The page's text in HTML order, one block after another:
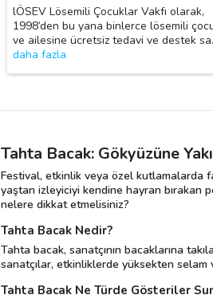
lÖSEV Lösemili Çocuklar Vakfı olarak,
1998’den bu yana binlerce lösemili
ve ailesine ücretsiz tedavi ve destek sa
daha fazla
Tahta Bacak: Gökyüzüne
Festival, etkinlik veya özel kutlamalarda
yaştan izleyiciyi kendine hayran bırakan
nelere dikkat etmelisiniz?
Tahta Bacak Nedir?
Tahta bacak, sanatçının bacaklarına
sanatçılar, etkinliklerde yüksekten
Tahta Bacak Ne Türde Gösteriler